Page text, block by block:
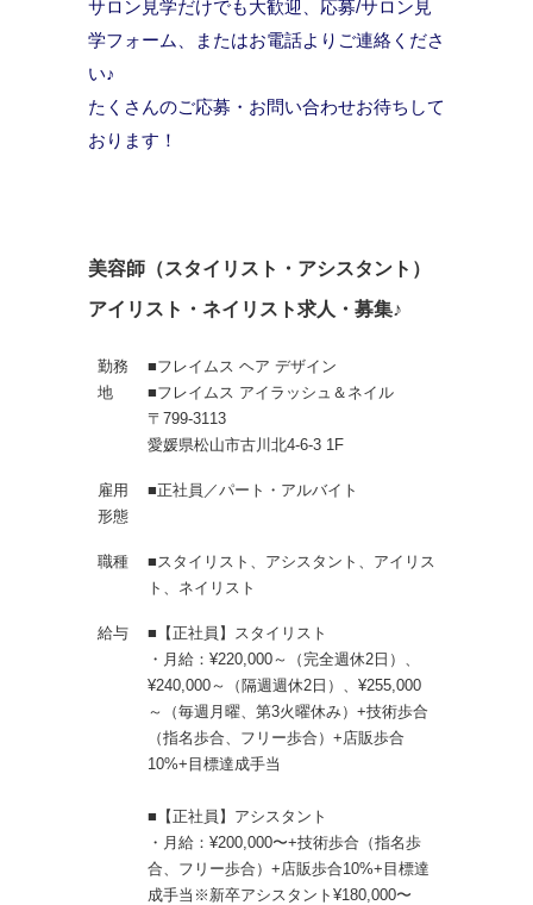
サロン見学だけでも大歓迎、応募/サロン見
学フォーム、またはお電話よりご連絡くださ
い♪
たくさんのご応募・お問い合わせお待ちして
おります！
美容師（スタイリスト・アシスタント）
アイリスト・ネイリスト求人・募集♪
勤務
地
■フレイムス ヘア デザイン
■フレイムス アイラッシュ＆ネイル
〒799-3113
愛媛県松山市古川北4-6-3 1F
雇用
形態
■正社員／パート・アルバイト
職種
■スタイリスト、アシスタント、アイリス
ト、ネイリスト
給与
■【正社員】スタイリスト
・月給：¥220,000～（完全週休2日）、
¥240,000～（隔週週休2日）、¥255,000
～（毎週月曜、第3火曜休み）+技術歩合
（指名歩合、フリー歩合）+店販歩合
10%+目標達成手当
■【正社員】アシスタント
・月給：¥200,000〜+技術歩合（指名歩
合、フリー歩合）+店販歩合10%+目標達
成手当※新卒アシスタント¥180,000〜